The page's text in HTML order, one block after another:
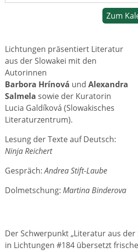
Zum
Lichtungen präsentiert Literatur
aus der Slowakei mit den
Autorinnen
Barbora Hrínová und Alexandra
Salmela sowie der Kuratorin
Lucia Galdíková (Slowakisches
Literaturzentrum).
Lesung der Texte auf Deutsch:
Ninja Reichert
Gespräch:Andrea Stift-Laube
Dolmetschung: Martina Binderova
Der Schwerpunkt „Literatur aus der
in Lichtungen #184 übersetzt